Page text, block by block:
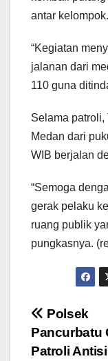
antar kelompok.
“Kegiatan
jalanan dari
110 guna
Selama
Medan dari
WIB berjalan
“Semoga
gerak pelaku
ruang publik
pungkasnya.
Navigasi
pos
Polsek
Pancurbatu
Patroli